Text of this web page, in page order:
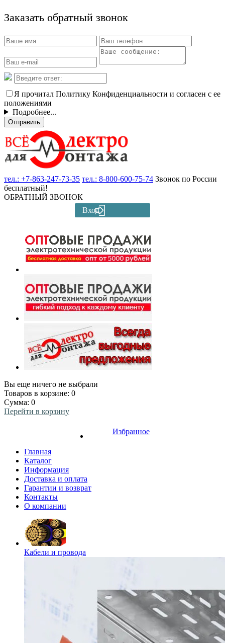
Заказать обратный звонок
Я прочитал Политику Конфиденциальности и согласен с ее
положениями
Подробнее...
Отправить
тел.: +7-863-247-73-35 тел.: 8-800-600-75-74 Звонок по России
бесплатный!
ОБРАТНЫЙ ЗВОНОК
Вход
Вы еще ничего не выбрали
Товаров в корзине: 0
Сумма: 0
Перейти в корзину
Избранное
Главная
Каталог
Информация
Доставка и оплата
Гарантии и возврат
Контакты
О компании
Кабели и провода